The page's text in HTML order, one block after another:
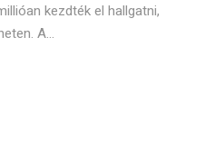
kezdték el hallgatni,
A...